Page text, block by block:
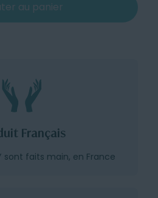
au panier
Français
sont faits main, en France